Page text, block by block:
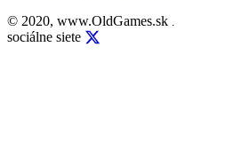
© 2020, www.OldGames.sk .
sociálne siete